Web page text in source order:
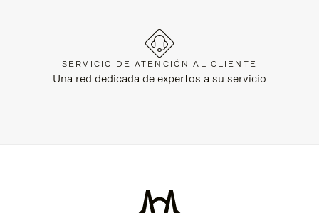
SERVICIO DE ATENCIÓN AL CLIENTE
Una red dedicada de expertos a su servicio